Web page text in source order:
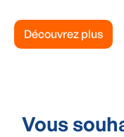
Découvrez plus
Vous